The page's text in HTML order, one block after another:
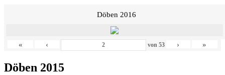
Döben 2016
« ‹ von 53 › »
Döben 2015